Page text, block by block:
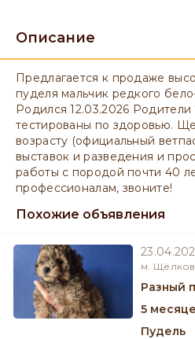
Описание
Предлагается к продаже
пуделя мальчик редкого
Родился 12.03.2026
тестированы по здоровью.
возрасту (официальный
выставок и разведения и
работы с породой почти 40
профессионалам, звоните!
Похожие объявления
м.
разный
5
Пудель